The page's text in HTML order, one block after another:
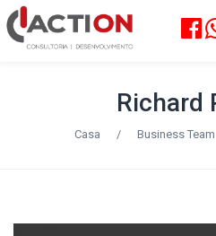
Richard
Casa / Business Team